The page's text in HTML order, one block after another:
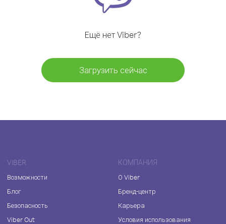
Ещё нет Viber?
Загрузить сейчас
VIBER
Возможности
Блог
Безопасность
Viber Out
КОМПАНИЯ
О Viber
Бренд-центр
Карьера
Условия использования